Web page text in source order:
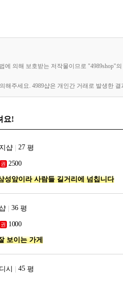
의해 보호받는 저작물이므로 "4989shop"
주세요. 4989샵은 개인간 거래로 발생한
요!
샵 평
성앞이라 사람들 길거리에 넘칩니다
평
보이는 가게
시 평